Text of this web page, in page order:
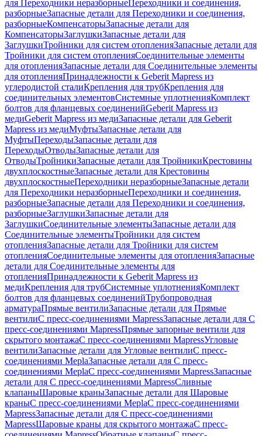
для Переходники неразборныеПереходники и соединения,
разборныеЗапасные детали для Переходники и соединения,
разборныеКомпенсаторыЗапасные детали для
КомпенсаторыЗаглушкиЗапасные детали для
ЗаглушкиТройники для систем отопленияЗапасные детали для
Тройники для систем отопленияСоединительные элементы
для отопленияЗапасные детали для Соединительные элементы
для отопленияПринадлежности к Geberit Mapress из
углеродистой сталиКрепления для трубКрепления для
соединительных элементовСистемные уплотненияКомплект
болтов для фланцевых соединенийGeberit Mapress из
медиGeberit Mapress из медиЗапасные детали для Geberit
Mapress из медиМуфтыЗапасные детали для
МуфтыПереходыЗапасные детали для
ПереходыОтводыЗапасные детали для
ОтводыТройникиЗапасные детали для ТройникиКрестовины
двухплоскостныеЗапасные детали для Крестовины
двухплоскостныеПереходники неразборныеЗапасные детали
для Переходники неразборныеПереходники и соединения,
разборныеЗапасные детали для Переходники и соединения,
разборныеЗаглушкиЗапасные детали для
ЗаглушкиСоединительные элементыЗапасные детали для
Соединительные элементыТройники для систем
отопленияЗапасные детали для Тройники для систем
отопленияСоединительные элементы для отопленияЗапасные
детали для Соединительные элементы для
отопленияПринадлежности к Geberit Mapress из
медиКрепления для трубСистемные уплотненияКомплект
болтов для фланцевых соединенийТрубопроводная
арматураПрямые вентилиЗапасные детали для Прямые
вентилиС пресс-соединениями MapressЗапасные детали для С
пресс-соединениями MapressПрямые запорные вентили для
скрытого монтажаС пресс-соединениями MapressУгловые
вентилиЗапасные детали для Угловые вентилиС пресс-
соединениями MeplaЗапасные детали для С пресс-
соединениями MeplaС пресс-соединениями MapressЗапасные
детали для С пресс-соединениями MapressСливные
клапаныШаровые краныЗапасные детали для Шаровые
краныС пресс-соединениями MeplaС пресс-соединениями
MapressЗапасные детали для С пресс-соединениями
MapressШаровые краны для скрытого монтажаС пресс-